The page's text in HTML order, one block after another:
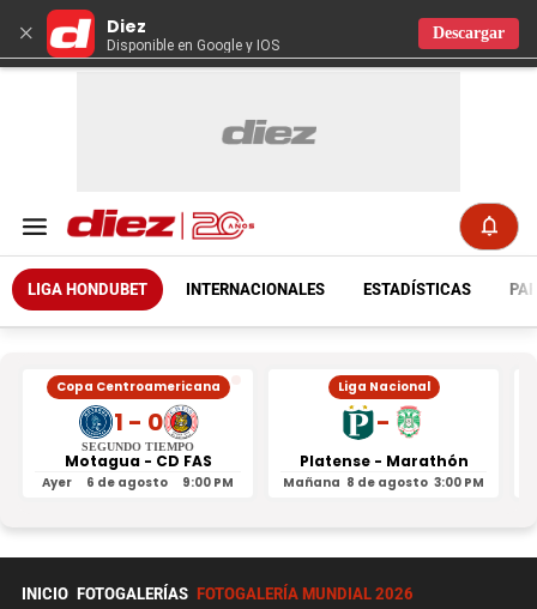
× Diez
Disponible en Google y IOS
Descargar
LIGA HONDUBET INTERNACIONALES ESTADÍSTICAS
Copa Centroamericana
1 - 0
SEGUNDO TIEMPO
Motagua - CD FAS
Ayer 6 de agosto 9:00 PM
Liga Nacional
-
Platense - Marathón
Mañana 8 de agosto 3:00 PM
INICIO FOTOGALERÍAS FOTOGALERÍA MUNDIAL 2026